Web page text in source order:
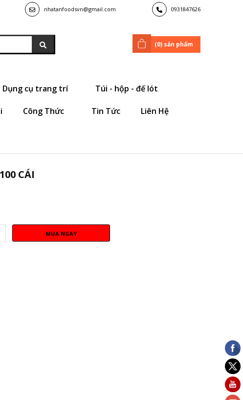
nhatanfoodsvn@gmail.com 0931847626
(0) sản phẩm
Dụng cụ trang trí Túi - hộp - đế lót
Công Thức Tin Tức Liên Hệ
CÁI
MUA NGAY